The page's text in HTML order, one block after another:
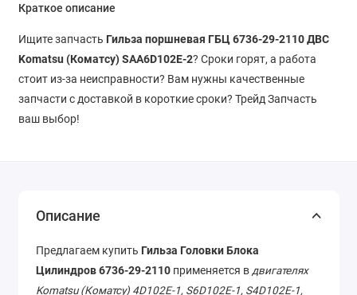
Краткое описание
Ищите запчасть Гильза поршневая ГБЦ 6736-29-2110 ДВС
Komatsu (Коматсу) SAA6D102E-2? Сроки горят, а работа
стоит из-за неисправности? Вам нужны качественные
запчасти с доставкой в короткие сроки? Трейд Запчасть
ваш выбор!
Описание
Предлагаем купить Гильза Головки Блока
Цилиндров6736-29-2110 применяется в двигателях
Komatsu (Коматсу) 4D102E-1, S6D102E-1, S4D102E-1,